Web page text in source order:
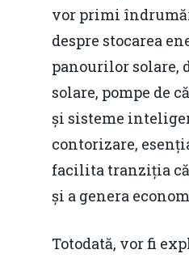
vor primi
despre stocarea
panourilor solare,
solare, pompe de
și sisteme
contorizare,
facilita tranziția
și a genera
Totodată, vor fi